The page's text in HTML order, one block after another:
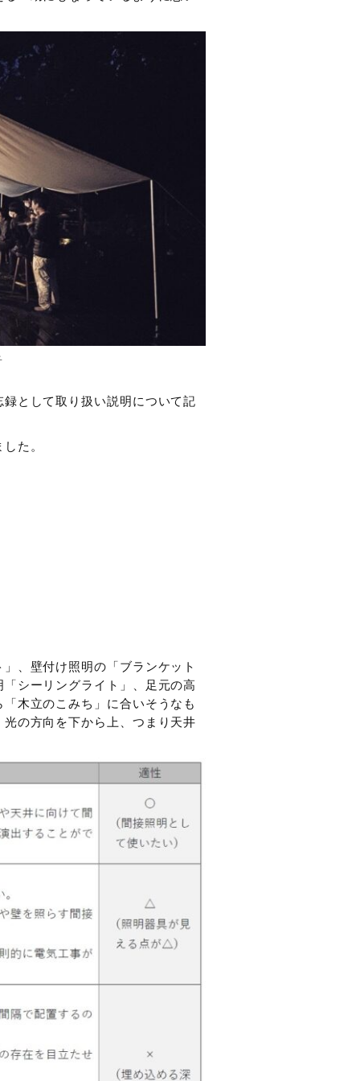
として取り扱い説明について記
た。
、壁付け照明の「ブランケット
シーリングライト」、足元の高
木立のこみち」に合いそうなも
の方向を下から上、つまり天井